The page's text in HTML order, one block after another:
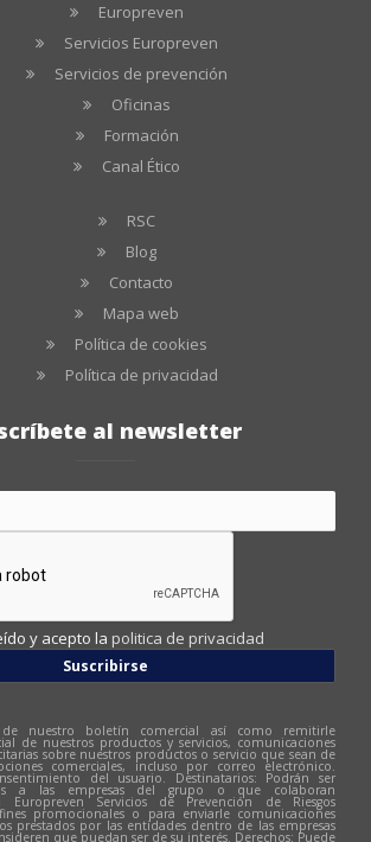
Europreven
Servicios Europreven
Servicios de prevención
Oficinas
Formación
Canal Ético
RSC
Blog
Contacto
Mapa web
Política de cookies
Política de privacidad
al newsletter
y acepto la politica de privacidad
Suscribirse
de nuestro boletín comercial así como remitirle
de nuestros productos y servicios, comunicaciones
sobre nuestros productos o servicio que sean de
comerciales, incluso por correo electrónico.
del usuario. Destinatarios: Podrán ser
a las empresas del grupo o que colaboran
Europreven Servicios de Prevención de Riesgos
promocionales o para enviarle comunicaciones
prestados por las entidades dentro de las empresas
que puedan ser de su interés. Derechos: Puede